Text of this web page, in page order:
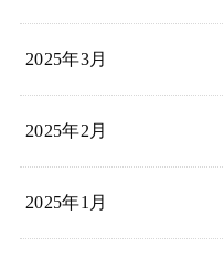
2025年3月
2025年2月
2025年1月